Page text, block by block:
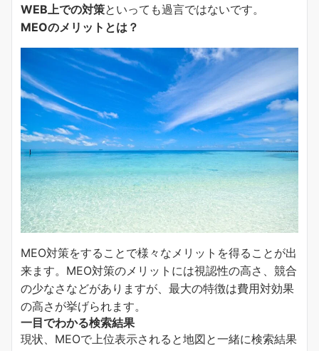
WEB上での対策といっても過言ではないです。
MEOのメリットとは？
MEO対策をすることで様々なメリットを得ることが出
来ます。MEO対策のメリットには視認性の高さ、競合
の少なさなどがありますが、最大の特徴は費用対効果
の高さが挙げられます。
一目でわかる検索結果
現状、MEOで上位表示されると地図と一緒に検索結果